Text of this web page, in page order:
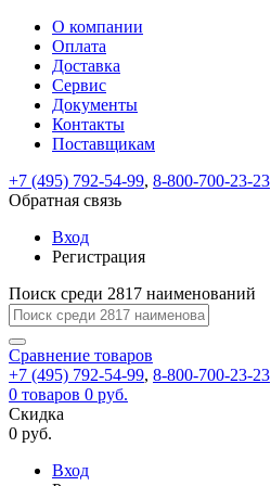
ВходРегистрация
Только
test@example.com
отправлена
по
ней
для
регистрации.
Ок
Только
Запомнить
меня
Забыли
Восстановление
пароля
Заполните
форму.
Мы
отправим
ссылку
на
указанный
электронный
адрес,
перейдя
по
которой
вы
новый
На
вашу
test@test.ru
отправлена
ссылка.
Перейдите
по
для
смены
пароля.
Введите
новый
пароль
Сменить
Пароль
успешно
Войти
Обратная
связь
Сообщение
пользовательского
соглашения
Ваше
сообщение
успешно
О компании
Оплата
Доставка
Сервис
Документы
Контакты
Поставщикам
+7 (495) 792-54-99, 8-800-700-23-23
Обратная связь
Вход
Регистрация
Поиск среди 2817 наименований
Сравнение товаров
+7 (495) 792-54-99, 8-800-700-23-23
0 товаров 0 руб.
Скидка
0 руб.
Вход